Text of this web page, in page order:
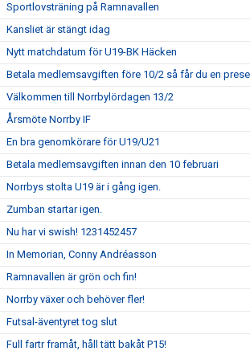
Sportlovsträning på Ramnavallen
Kansliet är stängt idag
Nytt matchdatum för U19-BK Häcken
Betala medlemsavgiften före 10/2 så får du en
Välkommen till Norrbylördagen 13/2
Årsmöte Norrby IF
En bra genomkörare för U19/U21
Betala medlemsavgiften innan den 10 februari
Norrbys stolta U19 är i gång igen.
Zumban startar igen.
Nu har vi swish! 1231452457
In Memorian, Conny Andréasson
Ramnavallen är grön och fin!
Norrby växer och behöver fler!
Futsal-äventyret tog slut
Full fartr framåt, håll tätt bakåt P15!